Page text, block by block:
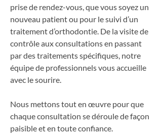
prise de rendez-vous, que vous soyez un
nouveau patient ou pour le suivi d’un
traitement d’orthodontie. De la visite de
contrôle aux consultations en passant
par des traitements spécifiques, notre
équipe de professionnels vous accueille
avec le sourire.
Nous mettons tout en œuvre pour que
chaque consultation se déroule de façon
paisible et en toute confiance.